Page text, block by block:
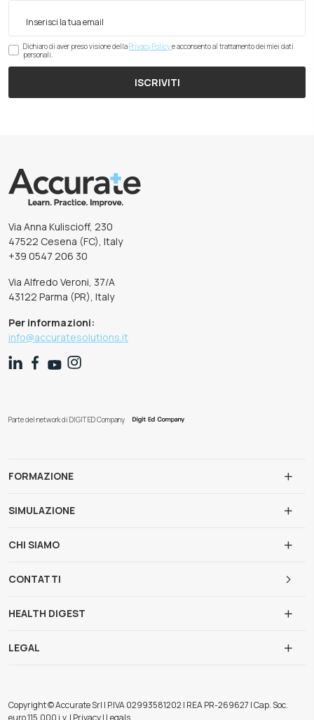
Dichiaro di aver preso visione dellaPrivacy Policye acconsento al trattamento dei miei dati
personali.
ISCRIVITI
Via Anna Kuliscioff, 230
47522 Cesena (FC), Italy
+39 0547 206 30
Via Alfredo Veroni, 37/A
43122 Parma (PR), Italy
Per informazioni:
info@accuratesolutions.it
Parte del network di DIGIT ED Company
FORMAZIONE
SIMULAZIONE
CHI SIAMO
CONTATTI
HEALTH DIGEST
LEGAL
Copyright © Accurate Srl | P.IVA 02993581202 | REA PR-269627 | Cap. Soc.
euro 115.000 i.v. | Privacy | Legals